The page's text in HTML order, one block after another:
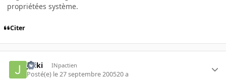
propriétées système.
Citer
Jiriki INpactien
Posté(e) le 27 septembre 200520 a